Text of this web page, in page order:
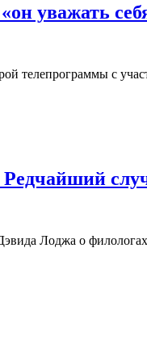
уважать
телепрограммы с
Лоджа о